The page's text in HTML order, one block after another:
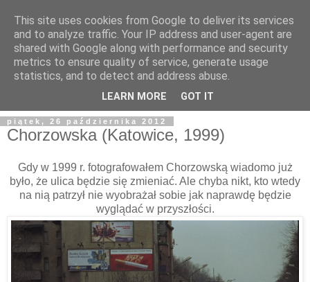
piątek, 26 października 2012
Chorzowska (Katowice, 1999)
Gdy w 1999 r. fotografowałem Chorzowską wiadomo już
było, że ulica będzie się zmieniać. Ale chyba nikt, kto wtedy
na nią patrzył nie wyobrażał sobie jak naprawdę będzie
wyglądać w przyszłości.
This site uses cookies from Google to deliver its services
and to analyze traffic. Your IP address and user-agent are
shared with Google along with performance and security
metrics to ensure quality of service, generate usage
statistics, and to detect and address abuse.
LEARN MORE GOT IT